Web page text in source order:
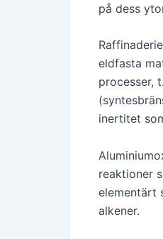
på dess
eldfasta
processer,
inertitet
reaktioner
elementärt
alkener.